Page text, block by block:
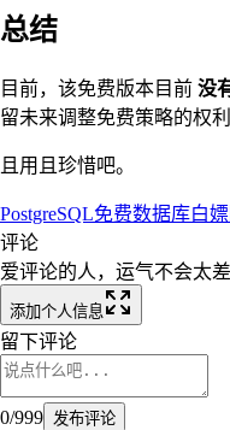
总结
目前，该免费版本目前 没
留未来调整免费策略的权
且用且珍惜吧。
PostgreSQL免费数据库白嫖
评论
爱评论的人，运气不会太差
添加个人信息
留下评论
0/999 发布评论